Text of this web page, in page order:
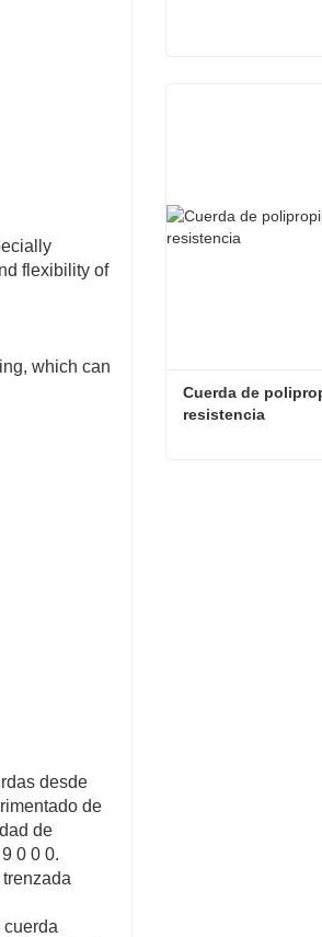
flexibility of
which can
desde
de
de
0 0 0.
Cuerda de
resistencia